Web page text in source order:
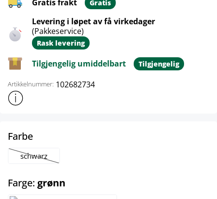
Gratis frakt Gratis
Levering i løpet av få virkedager
(Pakkeservice)
Rask levering
Tilgjengelig umiddelbart Tilgjengelig
Artikkelnummer: 102682734
Vis mer produktinformasjon
Farbeselect
schwarz
(Dette alternativet er foreløpig ikke tilgjengelig.)
Farge: grønn